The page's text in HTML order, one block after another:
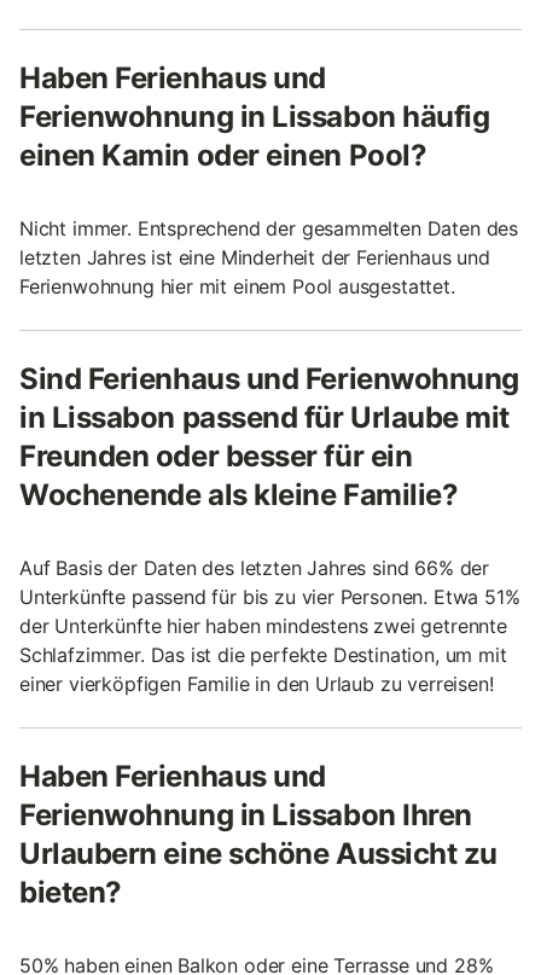
Haben Ferienhaus und
Ferienwohnung in Lissabon häufig
einen Kamin oder einen Pool?
Nicht immer. Entsprechend der gesammelten Daten des
letzten Jahres ist eine Minderheit der Ferienhaus und
Ferienwohnung hier mit einem Pool ausgestattet.
Sind Ferienhaus und Ferienwohnung
in Lissabon passend für Urlaube mit
Freunden oder besser für ein
Wochenende als kleine Familie?
Auf Basis der Daten des letzten Jahres sind 66% der
Unterkünfte passend für bis zu vier Personen. Etwa 51%
der Unterkünfte hier haben mindestens zwei getrennte
Schlafzimmer. Das ist die perfekte Destination, um mit
einer vierköpfigen Familie in den Urlaub zu verreisen!
Haben Ferienhaus und
Ferienwohnung in Lissabon Ihren
Urlaubern eine schöne Aussicht zu
bieten?
50% haben einen Balkon oder eine Terrasse und 28%